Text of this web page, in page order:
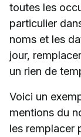
toutes les
particulier
noms et les
jour,
un rien de
Voici un
mentions du
les remplacer